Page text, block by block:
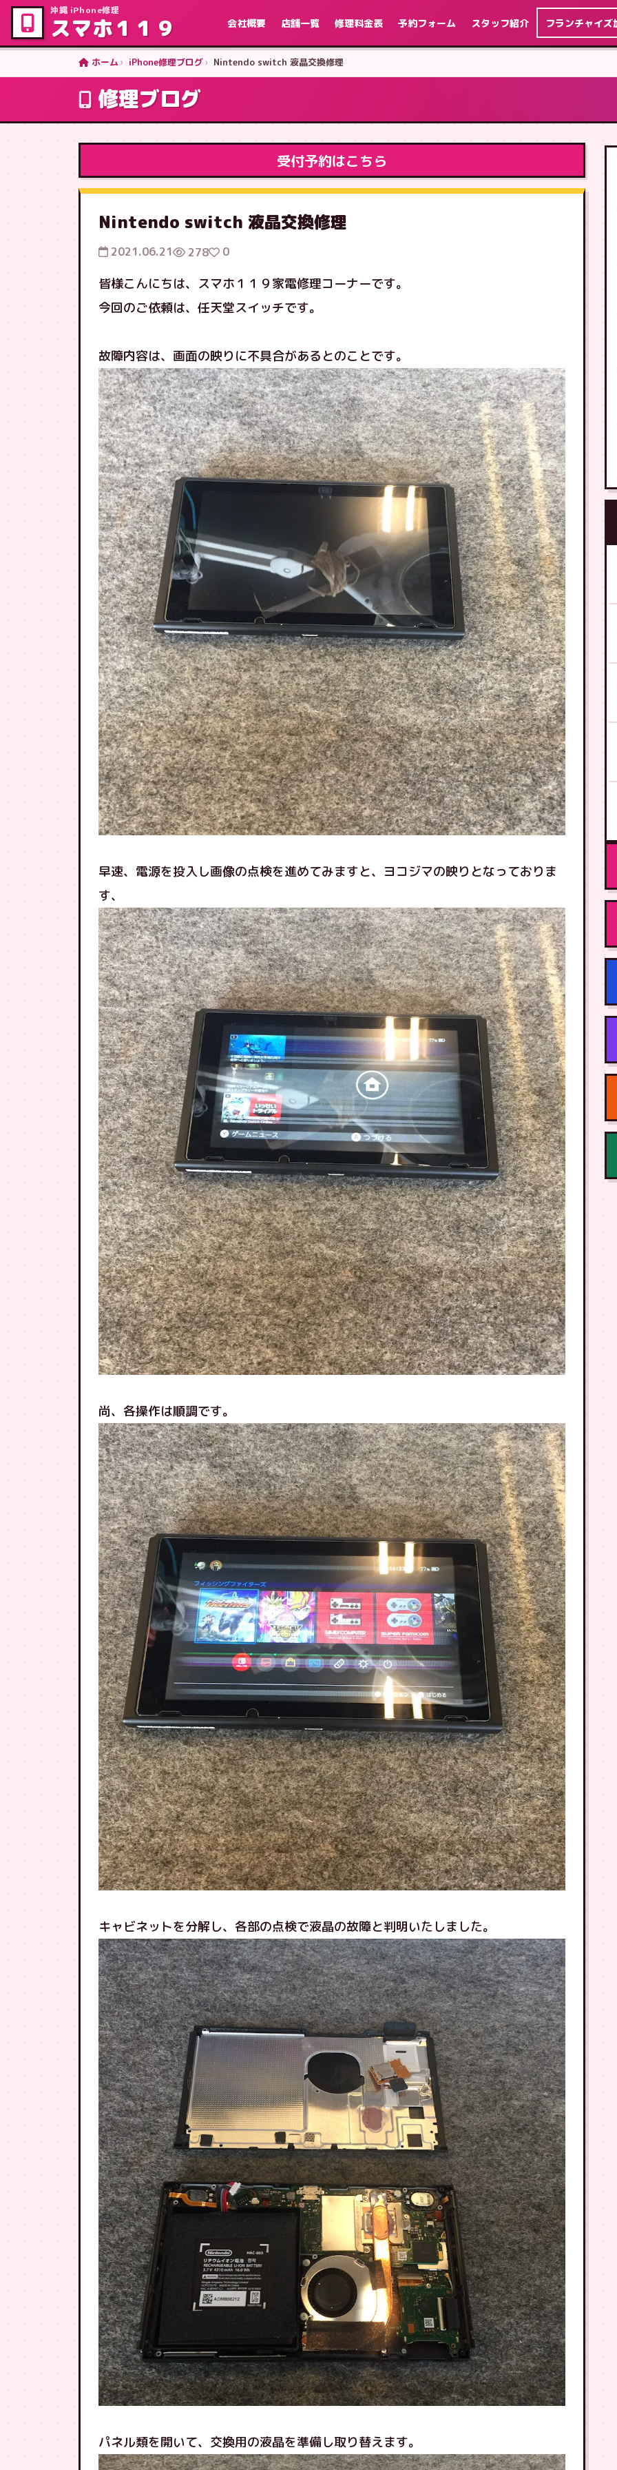
沖縄 iPhone修理
スマホ１１９ 会社概要 店舗一覧 修理料金表 予約フォーム スタッフ紹介 フランチャイズ
ホーム iPhone修理ブログ Nintendo switch 液晶交換修理
修理ブログ
受付予約はこちら
Nintendo switch 液晶交換修理
2021.06.21 278 0
皆様こんにちは、スマホ１１９家電修理コーナーです。
今回のご依頼は、任天堂スイッチです。
故障内容は、画面の映りに不具合があるとのことです。
早速、電源を投入し画像の点検を進めてみますと、ヨコジマの映りとなっておりま
す、
尚、各操作は順調です。
キャビネットを分解し、各部の点検で液晶の故障と判明いたしました。
パネル類を開いて、交換用の液晶を準備し取り替えます。